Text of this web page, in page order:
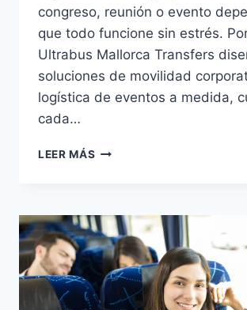
congreso, reunión o evento
que todo funcione sin estrés.
Ultrabus Mallorca Transfers
soluciones de movilidad
logística de eventos a medida,
cada…
LEER MÁS